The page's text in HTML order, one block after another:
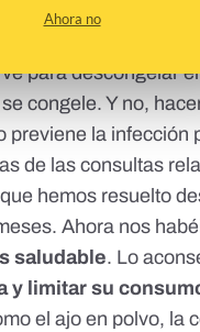
Ahora no
para descongelar
congele. Y no,
previene la infección
de las consultas
hemos resuelto
Ahora nos
saludable. Lo
y limitar su
el ajo en polvo, la